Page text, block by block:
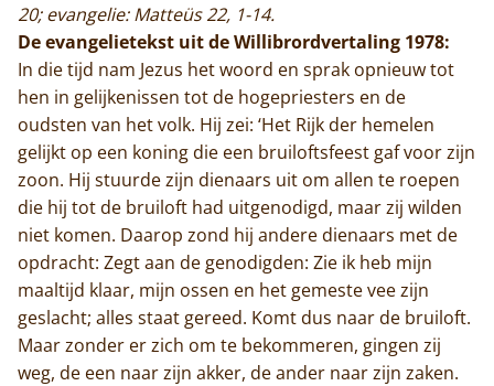
20; evangelie: Matteüs 22, 1-14.
De evangelietekst uit de Willibrordvertaling 1978:
In die tijd nam Jezus het woord en sprak opnieuw tot
hen in gelijkenissen tot de hogepriesters en de
oudsten van het volk. Hij zei: ‘Het Rijk der hemelen
gelijkt op een koning die een bruiloftsfeest gaf voor zijn
zoon. Hij stuurde zijn dienaars uit om allen te roepen
die hij tot de bruiloft had uitgenodigd, maar zij wilden
niet komen. Daarop zond hij andere dienaars met de
opdracht: Zegt aan de genodigden: Zie ik heb mijn
maaltijd klaar, mijn ossen en het gemeste vee zijn
geslacht; alles staat gereed. Komt dus naar de bruiloft.
Maar zonder er zich om te bekommeren, gingen zij
weg, de een naar zijn akker, de ander naar zijn zaken.